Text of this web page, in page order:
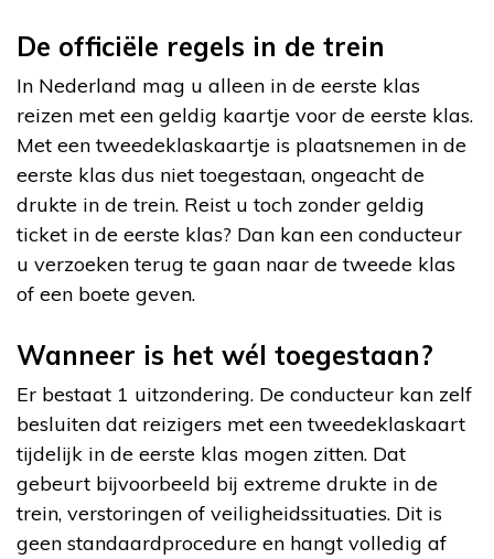
De officiële regels in de trein
In Nederland mag u alleen in de eerste klas
reizen met een geldig kaartje voor de eerste klas.
Met een tweedeklaskaartje is plaatsnemen in de
eerste klas dus niet toegestaan, ongeacht de
drukte in de trein. Reist u toch zonder geldig
ticket in de eerste klas? Dan kan een conducteur
u verzoeken terug te gaan naar de tweede klas
of een boete geven.
Wanneer is het wél toegestaan?
Er bestaat 1 uitzondering. De conducteur kan zelf
besluiten dat reizigers met een tweedeklaskaart
tijdelijk in de eerste klas mogen zitten. Dat
gebeurt bijvoorbeeld bij extreme drukte in de
trein, verstoringen of veiligheidssituaties. Dit is
geen standaardprocedure en hangt volledig af